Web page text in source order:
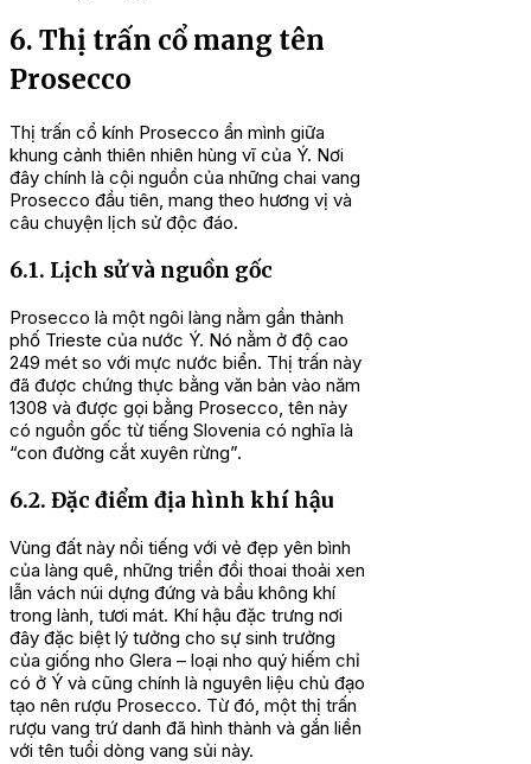
6. Thị trấn cổ mang tên
Prosecco
Thị trấn cổ kính Prosecco ẩn mình giữa
khung cảnh thiên nhiên hùng vĩ của Ý. Nơi
đây chính là cội nguồn của những chai vang
Prosecco đầu tiên, mang theo hương vị và
câu chuyện lịch sử độc đáo.
6.1. Lịch sử và nguồn gốc
Prosecco là một ngôi làng nằm gần thành
phố Trieste của nước Ý. Nó nằm ở độ cao
249 mét so với mực nước biển. Thị trấn này
đã được chứng thực bằng văn bản vào năm
1308 và được gọi bằng Prosecco, tên này
có nguồn gốc từ tiếng Slovenia có nghĩa là
“con đường cắt xuyên rừng”.
6.2. Đặc điểm địa hình khí hậu
Vùng đất này nổi tiếng với vẻ đẹp yên bình
của làng quê, những triền đồi thoai thoải xen
lẫn vách núi dựng đứng và bầu không khí
trong lành, tươi mát. Khí hậu đặc trưng nơi
đây đặc biệt lý tưởng cho sự sinh trưởng
của giống nho Glera – loại nho quý hiếm chỉ
có ở Ý và cũng chính là nguyên liệu chủ đạo
tạo nên rượu Prosecco. Từ đó, một thị trấn
rượu vang trứ danh đã hình thành và gắn liền
với tên tuổi dòng vang sủi này.